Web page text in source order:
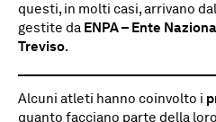
questi, in molti casi, arrivano
gestite da ENPA – Ente
Treviso.
Alcuni atleti hanno coinvolto i
quanto facciano parte della